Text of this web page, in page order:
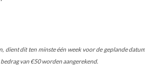
dit ten minste één week voor de geplande
van €50 worden aangerekend.